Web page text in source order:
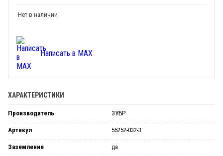
Нет в наличии
Написать в MAX
ХАРАКТЕРИСТИКИ
Производитель ЗУБР
Артикул 55252-032-3
Заземление да